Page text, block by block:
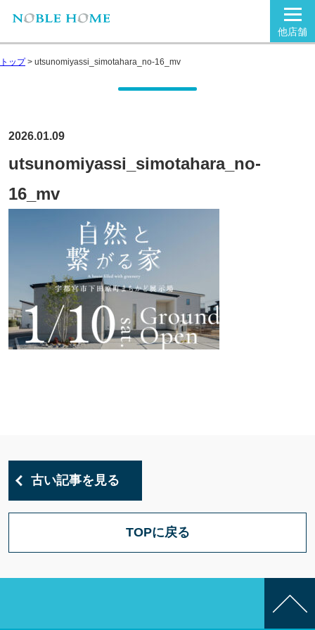
他店舗
トップ> utsunomiyassi_simotahara_no-16_mv
2026.01.09
utsunomiyassi_simotahara_no-
16_mv
古い記事を見る
TOPに戻る